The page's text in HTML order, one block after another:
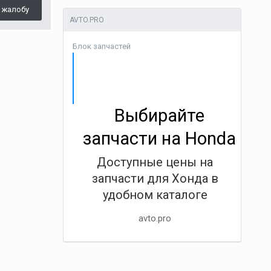
AVTO.PRO
Блок запчастей
Выбирайте
запчасти на Honda
Доступные цены на
запчасти для Хонда в
удобном каталоге
avto.pro